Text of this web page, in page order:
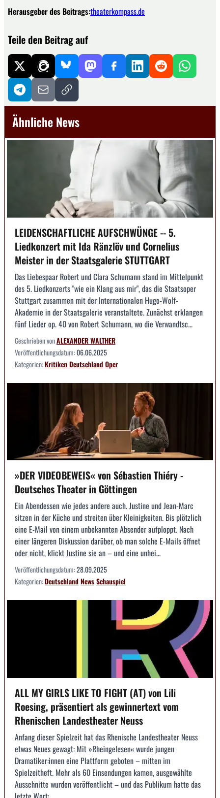
Herausgeber des Beitrags:theaterkompass.de
Teile den Beitrag auf
Ähnliche News
LEIDENSCHAFTLICHE AUFSCHWÜNGE -- 5.
Liedkonzert mit Ida Ränzlöv und Cornelius
Meister in der Staatsgalerie STUTTGART
Das Liebespaar Robert und Clara Schumann stand im Mittelpunkt
des 5. Liedkonzerts "wie ein Klang aus mir", das die Staatsoper
Stuttgart zusammen mit der Internationalen Hugo-Wolf-
Akademie in der Staatsgalerie veranstaltete. Zunächst erklangen
fünf Lieder op. 40 von Robert Schumann, wo die Verwandtsc...
Geschrieben vonALEXANDER WALTHER
Veröffentlichungsdatum:06.06.2025
Kategorien:KritikenDeutschlandOper
»DER VIDEOBEWEIS« von Sébastien Thiéry -
Deutsches Theater in Göttingen
Ein Abendessen wie jedes andere auch. Justine und Jean-Marc
sitzen in der Küche und streiten über Kleinigkeiten. Bis plötzlich
eine E-Mail von einem unbekannten Absender aufploppt. Nach
einer längeren Diskussion darüber, ob man solche E-Mails öffnet
oder nicht, klickt Justine sie an – und eine unhei...
Veröffentlichungsdatum:28.09.2025
Kategorien:DeutschlandNewsSchauspiel
ALL MY GIRLS LIKE TO FIGHT (AT) von Lili
Roesing, präsentiert als gewinnertext vom
Rhenischen Landestheater Neuss
Anfang dieser Spielzeit hat das Rhenische Landestheater Neuss
etwas Neues gewagt: Mit »Rheingelesen« wurde jungen
Dramatiker:innen eine Plattform geboten – mitten im
Spielzeitheft. Mehr als 60 Einsendungen kamen, ausgewählte
Ausschnitte wurden veröffentlicht – und das Publikum hatte das